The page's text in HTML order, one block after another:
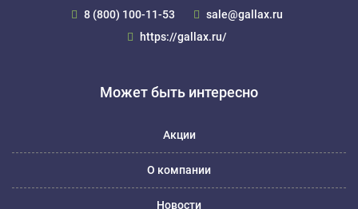
8 (800) 100-11-53
sale@gallax.ru
https://gallax.ru/
Может быть интересно
Акции
О компании
Новости